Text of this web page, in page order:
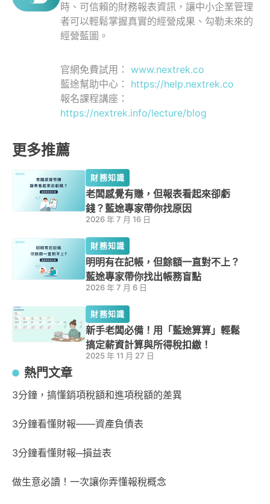
時、可信賴的財務報表資訊，讓中小企業管理
者可以輕鬆掌握真實的經營成果、勾勒未來的
經營藍圖。
官網免費試用： www.nextrek.co
藍途幫助中心： https://help.nextrek.co
報名課程講座：
https://nextrek.info/lecture/blog
更多推薦
財務知識
老闆感覺有賺，但報表看起來卻虧
錢？藍途專家帶你找原因
2026 年 7 月 16 日
財務知識
明明有在記帳，但餘額一直對不上？
藍途專家帶你找出帳務盲點
2026 年 7 月 6 日
財務知識
新手老闆必備！用「藍途算算」輕鬆
搞定薪資計算與所得稅扣繳！
2025 年 11 月 27 日
熱門文章
3分鐘，搞懂銷項稅額和進項稅額的差異
3分鐘看懂財報——資產負債表
3分鐘看懂財報─損益表
做生意必讀！一次讓你弄懂報稅概念